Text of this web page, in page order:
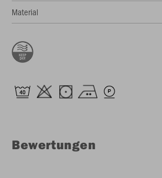
Material
Bewertungen